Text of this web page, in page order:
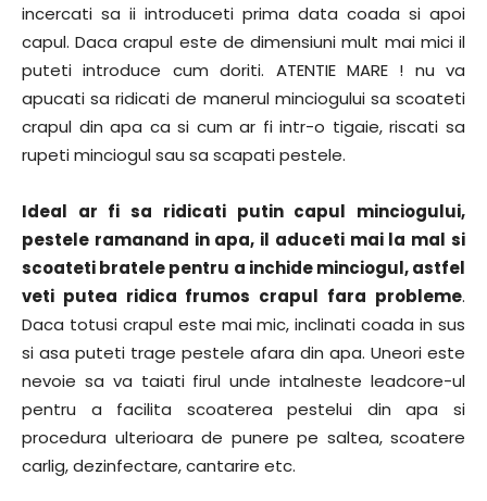
incercati sa ii introduceti prima data coada si apoi
capul. Daca crapul este de dimensiuni mult mai mici il
puteti introduce cum doriti. ATENTIE MARE ! nu va
apucati sa ridicati de manerul minciogului sa scoateti
crapul din apa ca si cum ar fi intr-o tigaie, riscati sa
rupeti minciogul sau sa scapati pestele.
Ideal ar fi sa ridicati putin capul minciogului,
pestele ramanand in apa, il aduceti mai la mal si
scoateti bratele pentru a inchide minciogul, astfel
veti putea ridica frumos crapul fara probleme.
Daca totusi crapul este mai mic, inclinati coada in sus
si asa puteti trage pestele afara din apa. Uneori este
nevoie sa va taiati firul unde intalneste leadcore-ul
pentru a facilita scoaterea pestelui din apa si
procedura ulterioara de punere pe saltea, scoatere
carlig, dezinfectare, cantarire etc.